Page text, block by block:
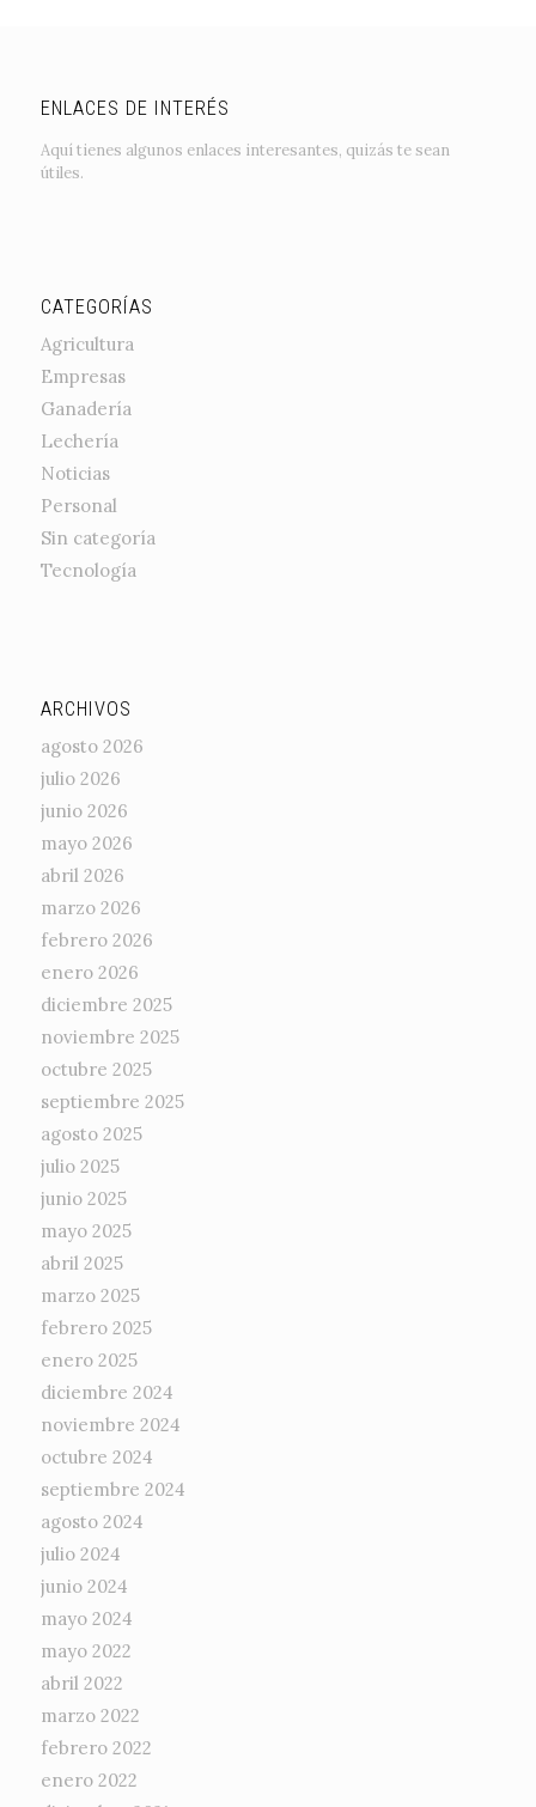
ENLACES DE INTERÉS
Aquí tienes algunos enlaces interesantes, quizás te sean
útiles.
CATEGORÍAS
Agricultura
Empresas
Ganadería
Lechería
Noticias
Personal
Sin categoría
Tecnología
ARCHIVOS
agosto 2026
julio 2026
junio 2026
mayo 2026
abril 2026
marzo 2026
febrero 2026
enero 2026
diciembre 2025
noviembre 2025
octubre 2025
septiembre 2025
agosto 2025
julio 2025
junio 2025
mayo 2025
abril 2025
marzo 2025
febrero 2025
enero 2025
diciembre 2024
noviembre 2024
octubre 2024
septiembre 2024
agosto 2024
julio 2024
junio 2024
mayo 2024
mayo 2022
abril 2022
marzo 2022
febrero 2022
enero 2022